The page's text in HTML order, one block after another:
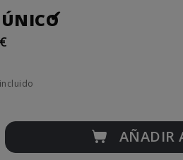
AÑADIR